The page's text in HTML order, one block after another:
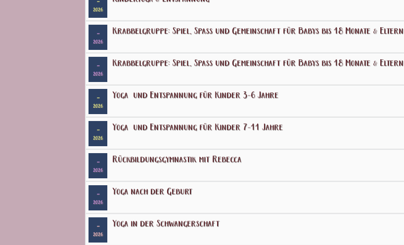
2026
-
2026
Krabbelgruppe: Spiel, Spaß und Gemeinschaft für Babys bis 18 Monate & Eltern
-
2026
Krabbelgruppe: Spiel, Spaß und Gemeinschaft für Babys bis 18 Monate & Eltern
-
2026
Yoga und Entspannung für Kinder 3-6 Jahre
-
2026
Yoga und Entspannung für Kinder 7-11 Jahre
-
2026
Rückbildungsgymnastik mit Rebecca
-
2026
Yoga nach der Geburt
-
2026
Yoga in der Schwangerschaft